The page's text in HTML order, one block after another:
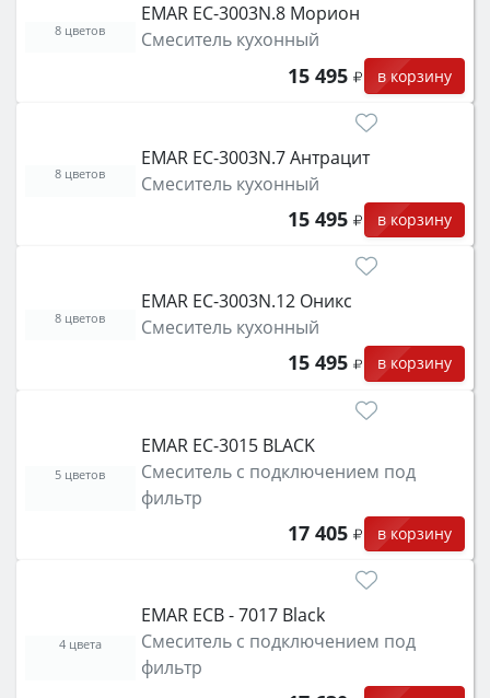
EMAR EC-3003N.8 Морион
Смеситель кухонный
15 495 в корзину
8 цветов
EMAR EC-3003N.7 Антрацит
Смеситель кухонный
15 495 в корзину
8 цветов
EMAR EC-3003N.12 Оникс
Смеситель кухонный
15 495 в корзину
8 цветов
EMAR EC-3015 BLACK
Смеситель с подключением под
фильтр
17 405 в корзину
5 цветов
EMAR ЕCB - 7017 Black
Смеситель с подключением под
фильтр
4 цвета